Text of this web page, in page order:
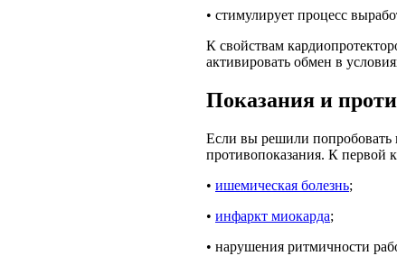
• стимулирует процесс
К свойствам
активировать обмен в
Показания и
Если вы решили попробовать
противопоказания. К первой
• ишемическая болезнь;
• инфаркт миокарда;
• нарушения ритмичности